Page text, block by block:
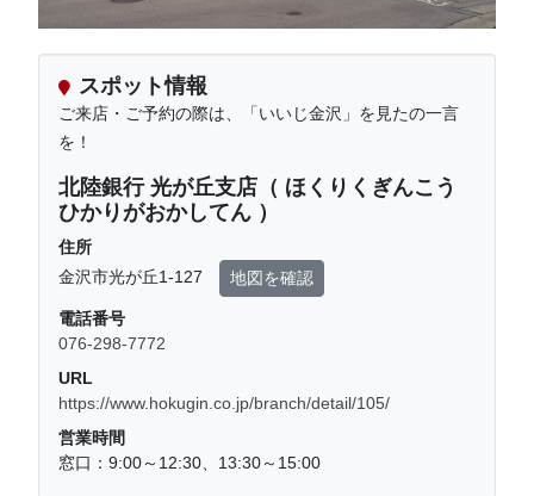
スポット情報
ご来店・ご予約の際は、「いいじ金沢」を見たの一言
を！
北陸銀行 光が丘支店（ ほくりくぎんこう
ひかりがおかしてん ）
住所
金沢市光が丘1-127
地図を確認
電話番号
076-298-7772
URL
https://www.hokugin.co.jp/branch/detail/105/
営業時間
窓口：9:00～12:30、13:30～15:00